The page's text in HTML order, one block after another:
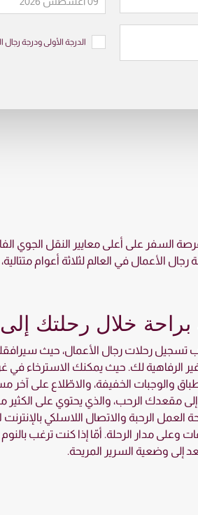
الدرجة الأولى ودرجة
السفر على أعلى معايير النقل الجوي
في العالم لثلاثة أعوام متتالية، 2013 2014 و 2016.
براحة خلال رحلتك
رحلات رجال الأعمال، حيث
الرفاهية لك. حيث يمكنك الاسترخاء في
والوجبات الخفيفة، والاطّلاع على آخر
مقعدك الرحب، والذي يحتوي على الكثير
الرحبة والاتصال اللاسلكي
وعلى مدار الرحلة. أمّا إذا كنت ترغب
إلى وضعية السرير المريحة.